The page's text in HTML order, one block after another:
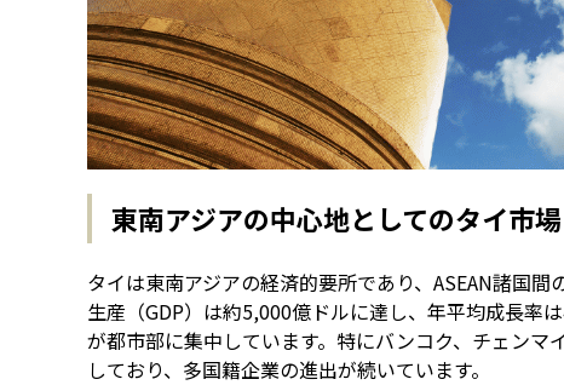
東南アジアの中心地としてのタイ市場
タイは東南アジアの経済的要所であり、ASEAN諸国
生産（GDP）は約5,000億ドルに達し、年平均成長率
が都市部に集中しています。特にバンコク、チェン
しており、多国籍企業の進出が続いています。